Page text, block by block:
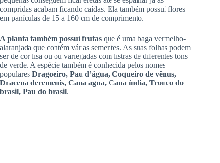
compridas acabam ficando caídas. Ela também possuí flores
em panículas de 15 a 160 cm de comprimento.
A planta também possuí frutas que é uma baga vermelho-
alaranjada que contém várias sementes. As suas folhas podem
ser de cor lisa ou ou variegadas com listras de diferentes tons
de verde. A espécie também é conhecida pelos nomes
populares Dragoeiro, Pau d’água, Coqueiro de vênus,
Dracena deremenis, Cana agna, Cana índia, Tronco do
brasil, Pau do brasil.